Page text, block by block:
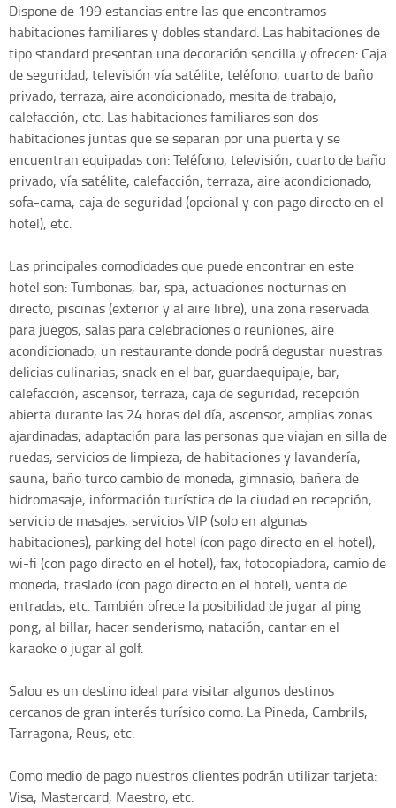
Dispone de 199 estancias entre las que encontramos
habitaciones familiares y dobles standard. Las habitaciones de
tipo standard presentan una decoración sencilla y ofrecen: Caja
de seguridad, televisión vía satélite, teléfono, cuarto de baño
privado, terraza, aire acondicionado, mesita de trabajo,
calefacción, etc. Las habitaciones familiares son dos
habitaciones juntas que se separan por una puerta y se
encuentran equipadas con: Teléfono, televisión, cuarto de baño
privado, vía satélite, calefacción, terraza, aire acondicionado,
sofa-cama, caja de seguridad (opcional y con pago directo en el
hotel), etc.
Las principales comodidades que puede encontrar en este
hotel son: Tumbonas, bar, spa, actuaciones nocturnas en
directo, piscinas (exterior y al aire libre), una zona reservada
para juegos, salas para celebraciones o reuniones, aire
acondicionado, un restaurante donde podrá degustar nuestras
delicias culinarias, snack en el bar, guardaequipaje, bar,
calefacción, ascensor, terraza, caja de seguridad, recepción
abierta durante las 24 horas del día, ascensor, amplias zonas
ajardinadas, adaptación para las personas que viajan en silla de
ruedas, servicios de limpieza, de habitaciones y lavandería,
sauna, baño turco cambio de moneda, gimnasio, bañera de
hidromasaje, información turística de la ciudad en recepción,
servicio de masajes, servicios VIP (solo en algunas
habitaciones), parking del hotel (con pago directo en el hotel),
wi-fi (con pago directo en el hotel), fax, fotocopiadora, camio de
moneda, traslado (con pago directo en el hotel), venta de
entradas, etc. También ofrece la posibilidad de jugar al ping
pong, al billar, hacer senderismo, natación, cantar en el
karaoke o jugar al golf.
Salou es un destino ideal para visitar algunos destinos
cercanos de gran interés turísico como: La Pineda, Cambrils,
Tarragona, Reus, etc.
Como medio de pago nuestros clientes podrán utilizar tarjeta:
Visa, Mastercard, Maestro, etc.